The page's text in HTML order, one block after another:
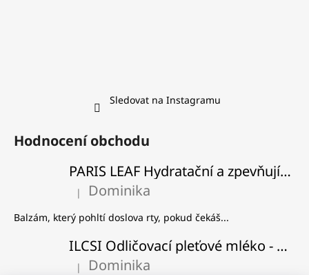
Sledovat na Instagramu
Hodnocení obchodu
PARIS LEAF Hydratační a zpevňující balzám na rty
Hodnocení produktu je 5 z 5 hvězdiček.
| Dominika
Balzám, který pohltí doslova rty, pokud čekáš...
ILCSI Odličovací pleťové mléko - Višeň a švestka
Hodnocení produktu je 5 z 5 hvězdiček.
| Dominika